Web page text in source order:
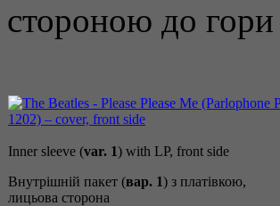
стороною до гори
Inner sleeve (var. 1) with LP, front side
Внутрішній пакет (вар. 1) з платівкою,
лицьова сторона